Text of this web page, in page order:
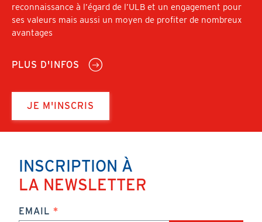
reconnaissance à l’égard de l’ULB et un engagement pour
ses valeurs mais aussi un moyen de profiter de nombreux
avantages
PLUS D'INFOS
JE M'INSCRIS
INSCRIPTION À
LA NEWSLETTER
EMAIL